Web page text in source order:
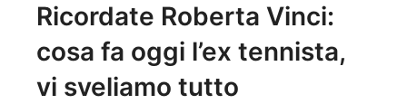
Ricordate Roberta Vinci:
cosa fa oggi l’ex tennista,
vi sveliamo tutto